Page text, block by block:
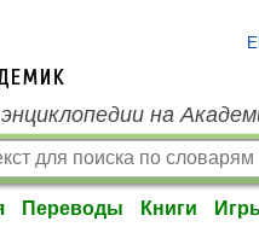
на
Переводы Книги